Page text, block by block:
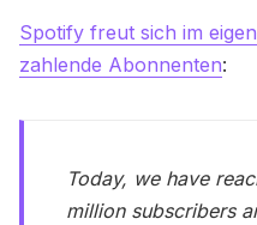
Spotify freut sich im
zahlende Abonnenten:
Today, we have
million subscribers